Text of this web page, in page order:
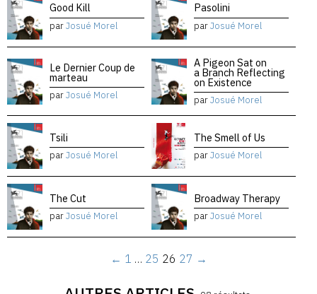
Good Kill
parJosué Morel
Pasolini
parJosué Morel
Le Dernier Coup de
marteau
parJosué Morel
A Pigeon Sat on
a Branch Reflecting
on Existence
parJosué Morel
Tsili
parJosué Morel
The Smell of Us
parJosué Morel
The Cut
parJosué Morel
Broadway Therapy
parJosué Morel
← 1 … 25 26 27 →